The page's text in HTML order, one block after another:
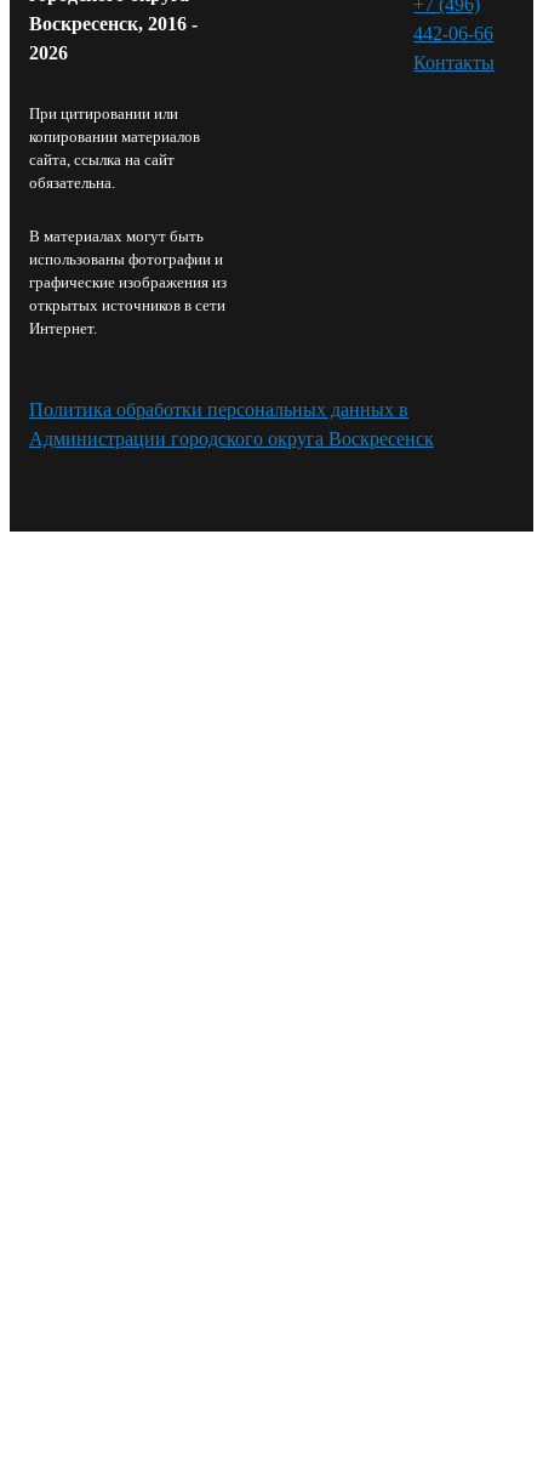
Воскресенск, 2016 -
2026
При цитировании или
копировании материалов
сайта, ссылка на сайт
обязательна.
В материалах могут быть
использованы фотографии и
графические изображения из
открытых источников в сети
Интернет.
442-06-66
Контакты⁠
Политика обработки персональных данных в
Администрации городского округа Воскресенск